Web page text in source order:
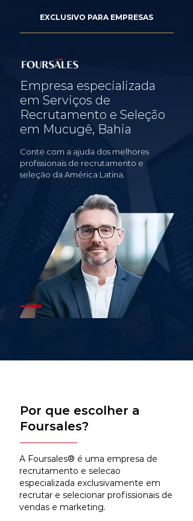
EXCLUSIVO PARA EMPRESAS
Empresa especializada
em Serviços de
Recrutamento e Seleção
em Mucugê, Bahia
Conte com a ajuda dos melhores
profissionais de recrutamento e
seleção da América Latina.
Por que escolher a
Foursales?
A Foursales® é uma empresa de
recrutamento e selecao
especializada exclusivamente em
recrutar e selecionar profissionais de
vendas e marketing.